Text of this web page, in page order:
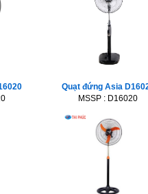
Quạt đứng Asia
MSSP : D16020